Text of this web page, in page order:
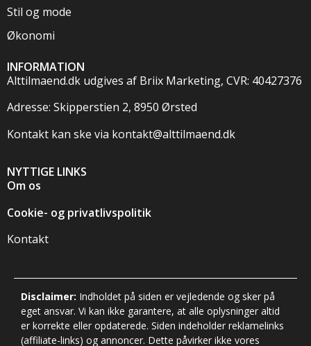
Stil og mode
Økonomi
INFORMATION
Alttilmaend.dk udgives af Briix Marketing, CVR: 40427376
Adresse: Skipperstien 2, 8950 Ørsted
Kontakt kan ske via kontakt@alttilmaend.dk
NYTTIGE LINKS
Om os
Cookie- og privatlivspolitik
Kontakt
Disclaimer: Indholdet på siden er vejledende og sker på
eget ansvar. Vi kan ikke garantere, at alle oplysninger altid
er korrekte eller opdaterede. Siden indeholder reklamelinks
(affiliate-links) og annoncer. Dette påvirker ikke vores